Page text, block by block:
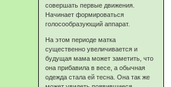
совершать первые движения.
Начинает формироваться
голосообразующий аппарат.
На этом периоде матка
существенно увеличивается и
будущая мама может заметить, что
она прибавила в весе, а обычная
одежда стала ей тесна. Она так же